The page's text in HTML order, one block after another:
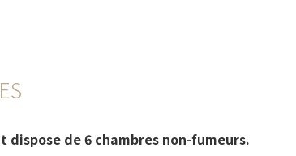
dispose de 6 chambres non-fumeurs.